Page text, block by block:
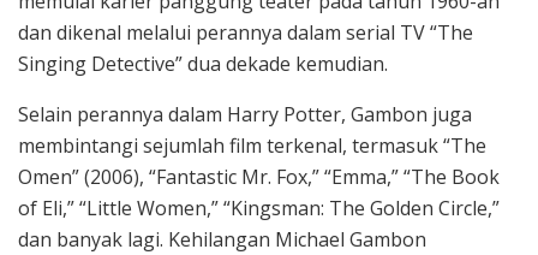
dan dikenal melalui perannya dalam serial TV “The
Singing Detective” dua dekade kemudian.
Selain perannya dalam Harry Potter, Gambon juga
membintangi sejumlah film terkenal, termasuk “The
Omen” (2006), “Fantastic Mr. Fox,” “Emma,” “The Book
of Eli,” “Little Women,” “Kingsman: The Golden Circle,”
dan banyak lagi. Kehilangan Michael Gambon